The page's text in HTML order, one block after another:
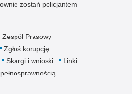
zostań policjantem
Zespół Prasowy
Zgłoś korupcję
Skargi i wnioski
Linki